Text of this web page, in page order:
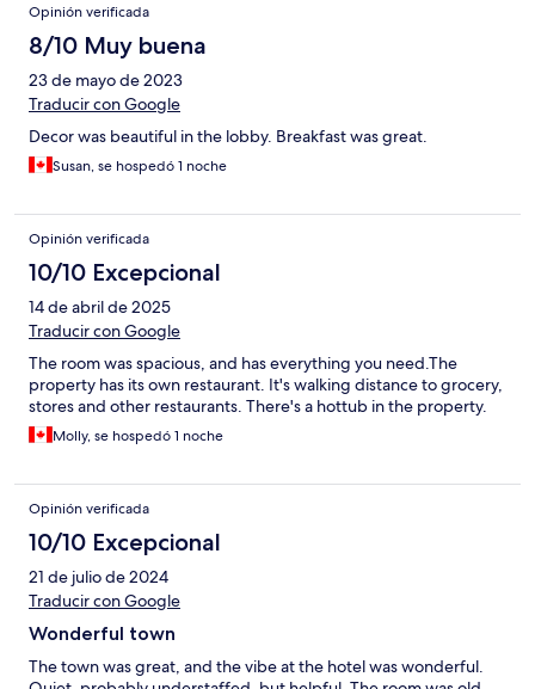
Opinión verificada
8/10 Muy buena
23 de mayo de 2023
Traducir con Google
Decor was beautiful in the lobby. Breakfast was great.
Susan, se hospedó 1 noche
Opinión verificada
10/10 Excepcional
14 de abril de 2025
Traducir con Google
The room was spacious, and has everything you need.The
property has its own restaurant. It's walking distance to grocery,
stores and other restaurants. There's a hottub in the property.
Molly, se hospedó 1 noche
Opinión verificada
10/10 Excepcional
21 de julio de 2024
Traducir con Google
Wonderful town
The town was great, and the vibe at the hotel was wonderful.